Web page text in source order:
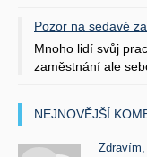
Pozor na sedavé
Mnoho lidí svůj
zaměstnání ale
NEJNOVĚJŠÍ